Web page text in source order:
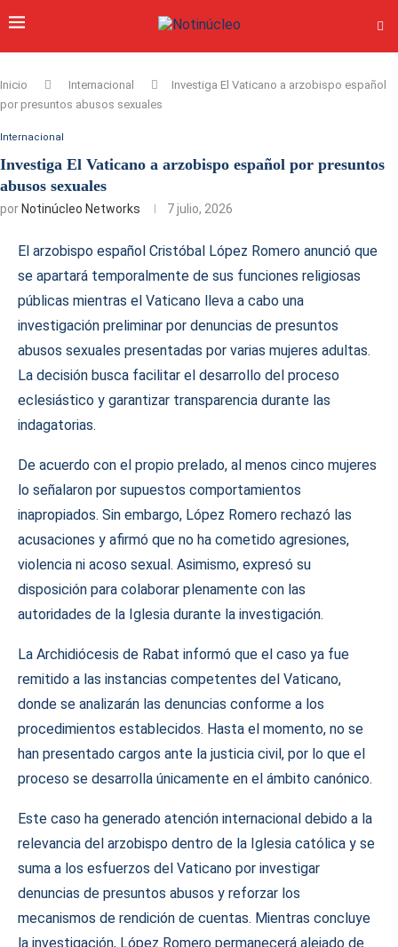
Inicio Internacional
Investiga El Vaticano a arzobispo español
por presuntos abusos sexuales
Internacional
Investiga El Vaticano a arzobispo español por presuntos
abusos sexuales
por Notinúcleo Networks 7 julio, 2026
El arzobispo español Cristóbal López Romero anunció que
se apartará temporalmente de sus funciones religiosas
públicas mientras el Vaticano lleva a cabo una
investigación preliminar por denuncias de presuntos
abusos sexuales presentadas por varias mujeres adultas.
La decisión busca facilitar el desarrollo del proceso
eclesiástico y garantizar transparencia durante las
indagatorias.
De acuerdo con el propio prelado, al menos cinco mujeres
lo señalaron por supuestos comportamientos
inapropiados. Sin embargo, López Romero rechazó las
acusaciones y afirmó que no ha cometido agresiones,
violencia ni acoso sexual. Asimismo, expresó su
disposición para colaborar plenamente con las
autoridades de la Iglesia durante la investigación.
La Archidiócesis de Rabat informó que el caso ya fue
remitido a las instancias competentes del Vaticano,
donde se analizarán las denuncias conforme a los
procedimientos establecidos. Hasta el momento, no se
han presentado cargos ante la justicia civil, por lo que el
proceso se desarrolla únicamente en el ámbito canónico.
Este caso ha generado atención internacional debido a la
relevancia del arzobispo dentro de la Iglesia católica y se
suma a los esfuerzos del Vaticano por investigar
denuncias de presuntos abusos y reforzar los
mecanismos de rendición de cuentas. Mientras concluye
la investigación, López Romero permanecerá alejado de